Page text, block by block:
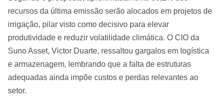
recursos da última emissão serão alocados em projetos de
irrigação, pilar visto como decisivo para elevar
produtividade e reduzir volatilidade climática. O CIO da
Suno Asset, Victor Duarte, ressaltou gargalos em logística
e armazenagem, lembrando que a falta de estruturas
adequadas ainda impõe custos e perdas relevantes ao
setor.